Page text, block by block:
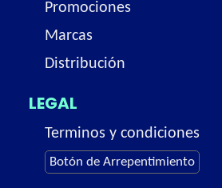
Promociones
Marcas
Distribución
LEGAL
Terminos y condiciones
Botón de Arrepentimiento